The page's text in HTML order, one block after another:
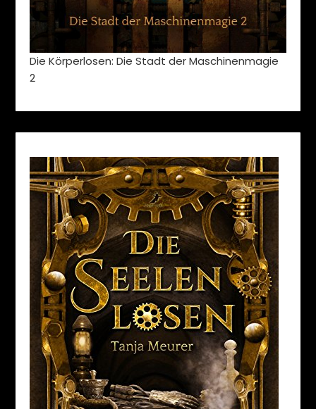
Die Körperlosen: Die Stadt der Maschinenmagie
2